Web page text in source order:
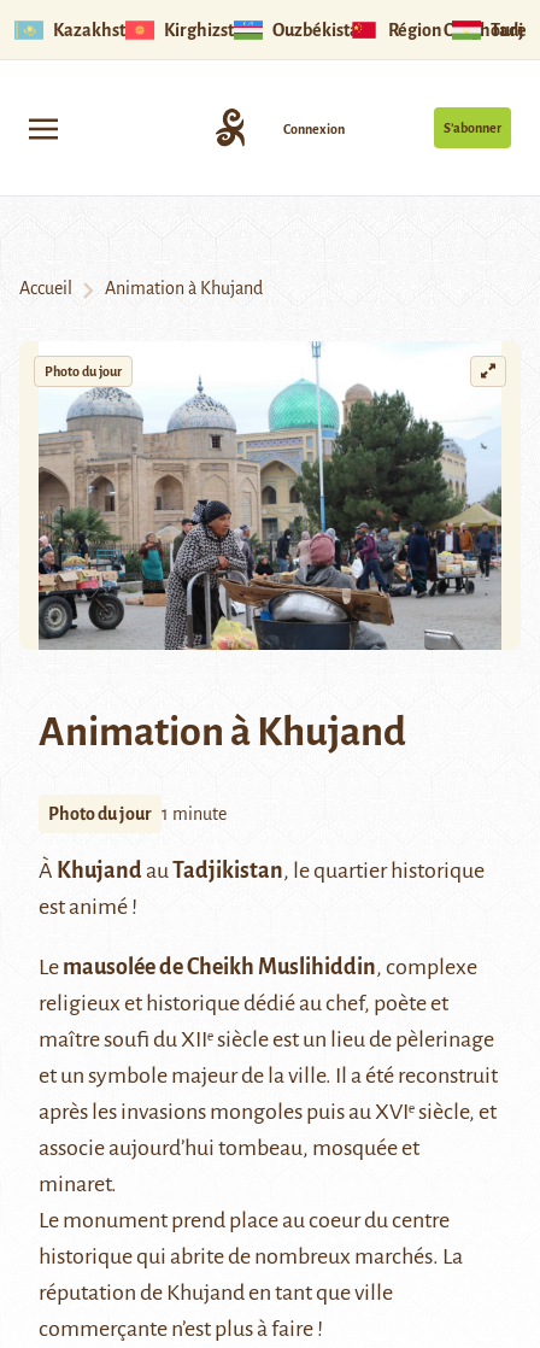
Kazakhstan Kirghizstan Ouzbékistan Région Ouïghoure
S’abonner
Connexion
Accueil Animation à Khujand
Photo du jour
Animation à Khujand
Photo du jour 1 minute
À KhujandauTadjikistan, le quartier historique
est animé !
Le mausolée de Cheikh Muslihiddin, complexe
religieux et historique dédié au chef, poète et
maître soufi du XIIᵉ siècle est un lieu de pèlerinage
et un symbole majeur de la ville. Il a été reconstruit
après les invasions mongoles puis au XVIᵉ siècle, et
associe aujourd’hui tombeau, mosquée et
minaret.
Le monument prend place au coeur du centre
historique qui abrite de nombreux marchés. La
réputation de Khujand en tant que ville
commerçante n’est plus à faire !